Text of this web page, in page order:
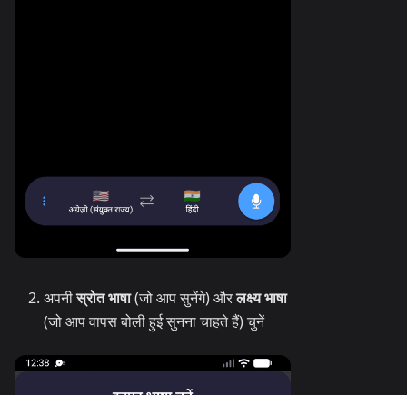
अपनीस्रोत भाषा(जो आप सुनेंगे) औरलक्ष्य भाषा
(जो आप वापस बोली हुई सुनना चाहते हैं) चुनें